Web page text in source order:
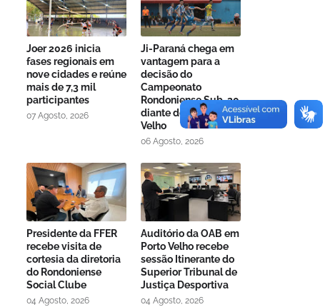
Joer 2026 inicia
fases regionais em
nove cidades e reúne
mais de 7,3 mil
participantes
07 Agosto, 2026
Ji-Paraná chega em
vantagem para a
decisão do
Campeonato
Rondoniense Sub-20
diante do Gazin Porto
Velho
06 Agosto, 2026
Presidente da FFER
recebe visita de
cortesia da diretoria
do Rondoniense
Social Clube
04 Agosto, 2026
Auditório da OAB em
Porto Velho recebe
sessão Itinerante do
Superior Tribunal de
Justiça Desportiva
04 Agosto, 2026